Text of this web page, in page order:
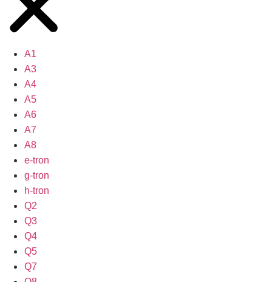
A1
A3
A4
A5
A6
A7
A8
e-tron
g-tron
h-tron
Q2
Q3
Q4
Q5
Q7